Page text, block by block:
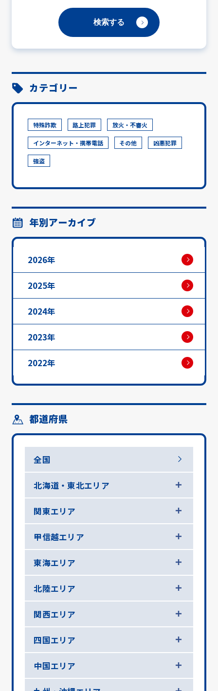
カテゴリー
特殊詐欺 路上犯罪 放火・不審火
インターネット・携帯電話 その他 凶悪犯罪
強盗
年別アーカイブ
2026年
2025年
2024年
2023年
2022年
都道府県
全国
北海道・東北エリア
関東エリア
甲信越エリア
東海エリア
北陸エリア
関西エリア
四国エリア
中国エリア